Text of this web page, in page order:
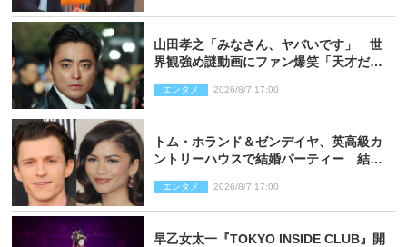
山田孝之「みなさん、ヤバいです」 世
界観強め謎動画にファン爆笑「天才だ
エンタメ 2026/8/7 17:00
トム・ホランド＆ゼンデイヤ、英高級カ
ントリーハウスで結婚パーティー 結婚
エンタメ 2026/8/7 17:00
早乙女太一『TOKYO INSIDE CLUB』開